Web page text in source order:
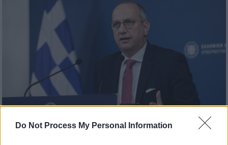
Do Not Process My Personal Information
ΓΙΑΝΝΗΣ ΠΑΝΑΓΟΠΟΥΛΟΣ/EUROKINISSI